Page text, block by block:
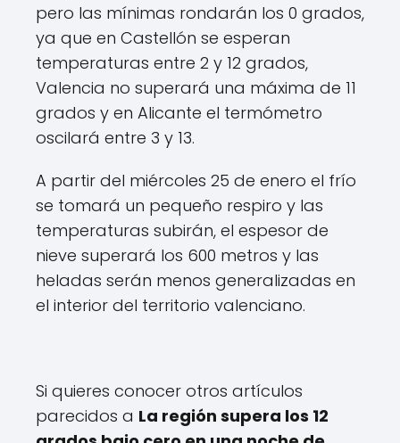
pero las mínimas rondarán los 0 grados,
ya que en Castellón se esperan
temperaturas entre 2 y 12 grados,
Valencia no superará una máxima de 11
grados y en Alicante el termómetro
oscilará entre 3 y 13.
A partir del miércoles 25 de enero el frío
se tomará un pequeño respiro y las
temperaturas subirán, el espesor de
nieve superará los 600 metros y las
heladas serán menos generalizadas en
el interior del territorio valenciano.
Si quieres conocer otros artículos
parecidos a La región supera los 12